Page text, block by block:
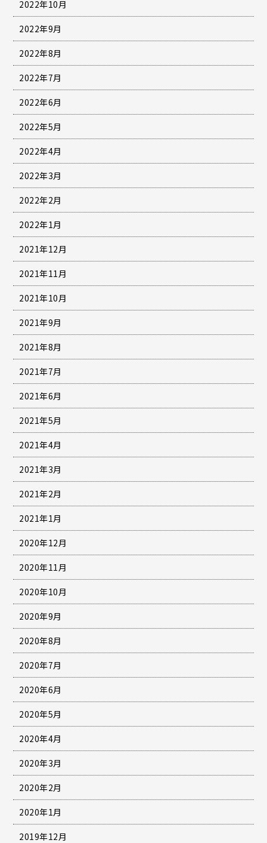
2022年10月
2022年9月
2022年8月
2022年7月
2022年6月
2022年5月
2022年4月
2022年3月
2022年2月
2022年1月
2021年12月
2021年11月
2021年10月
2021年9月
2021年8月
2021年7月
2021年6月
2021年5月
2021年4月
2021年3月
2021年2月
2021年1月
2020年12月
2020年11月
2020年10月
2020年9月
2020年8月
2020年7月
2020年6月
2020年5月
2020年4月
2020年3月
2020年2月
2020年1月
2019年12月